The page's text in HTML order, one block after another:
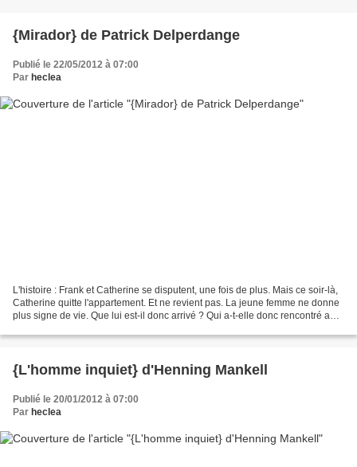
{Mirador} de Patrick Delperdange
Publié le 22/05/2012 à 07:00
Par heclea
L'histoire : Frank et Catherine se disputent, une fois de plus. Mais ce soir-là,
Catherine quitte l'appartement. Et ne revient pas. La jeune femme ne donne
plus signe de vie. Que lui est-il donc arrivé ? Qui a-t-elle donc rencontré au
{L'homme inquiet} d'Henning Mankell
Publié le 20/01/2012 à 07:00
Par heclea